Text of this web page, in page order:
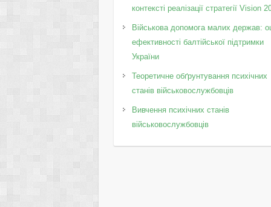
контексті реалізації стратегії Vision
Військова допомога малих держав:
ефективності балтійської підтримки
України
Теоретичне обґрунтування психічних
станів військовослужбовців
Вивчення психічних станів
військовослужбовців